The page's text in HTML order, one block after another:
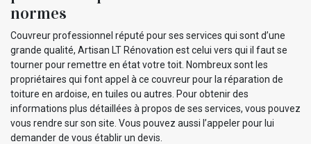
normes
Couvreur professionnel réputé pour ses services qui sont d’une
grande qualité, Artisan LT Rénovation est celui vers qui il faut se
tourner pour remettre en état votre toit. Nombreux sont les
propriétaires qui font appel à ce couvreur pour la réparation de
toiture en ardoise, en tuiles ou autres. Pour obtenir des
informations plus détaillées à propos de ses services, vous pouvez
vous rendre sur son site. Vous pouvez aussi l’appeler pour lui
demander de vous établir un devis.